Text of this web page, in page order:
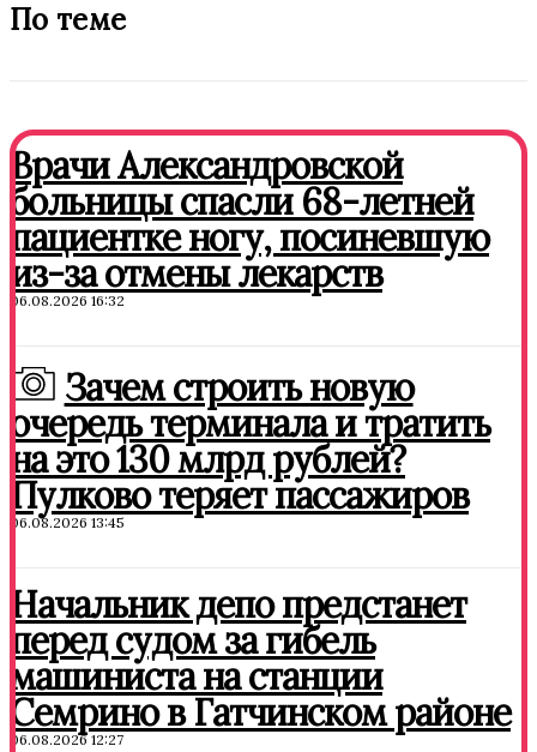
По теме
Врачи Александровской
больницы спасли 68-летней
пациентке ногу, посиневшую
из-за отмены лекарств
06.08.2026 16:32
Зачем строить новую
очередь терминала и тратить
на это 130 млрд рублей?
Пулково теряет пассажиров
06.08.2026 13:45
Начальник депо предстанет
перед судом за гибель
машиниста на станции
Семрино в Гатчинском районе
06.08.2026 12:27